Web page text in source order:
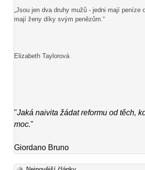
„Jsou jen dva druhy mužů - jedni mají
mají ženy díky svým penězům.“
Elizabeth Taylorová
"Jaká naivita žádat reformu od těch,
moc."
Giordano Bruno